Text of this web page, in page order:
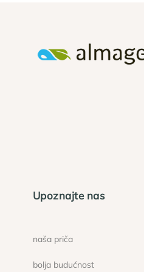
Upoznajte nas
naša priča
bolja budućnost